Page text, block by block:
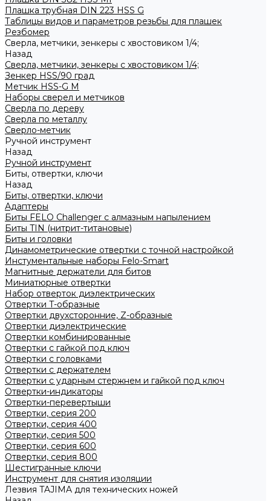
Плашка трубная DIN 223 HSS G
Таблицы видов и параметров резьбы для плашек
Резбомер
Сверла, метчики, зенкеры с хвостовиком 1/4;
Назад
Сверла, метчики, зенкеры с хвостовиком 1/4;
Зенкер HSS/90 град
Метчик HSS-G М
Наборы сверел и метчиков
Сверла по дереву
Сверла по металлу
Сверло-метчик
Ручной инструмент
Назад
Ручной инструмент
Биты, отвертки, ключи
Назад
Биты, отвертки, ключи
Адаптеры
Биты FELO Challenger с алмазным напылением
Биты TIN (нитрит-титановые)
Биты и головки
Динамометрические отвертки с точной настройкой
Инстументальные наборы Felo-Smart
Магнитные держатели для битов
Миниатюрные отвертки
Набор отверток диэлектрических
Отвертки T-образные
Отвертки двухсторонние, Z-образные
Отвертки диэлектрические
Отвертки комбинированные
Отвертки с гайкой под ключ
Отвертки с головками
Отвертки с держателем
Отвертки с ударным стержнем и гайкой под ключ
Отвертки-индикаторы
Отвертки-перевертыши
Отвертки, серия 200
Отвертки, серия 400
Отвертки, серия 500
Отвертки, серия 600
Отвертки, серия 800
Шестигранные ключи
Инструмент для снятия изоляции
Лезвия TAJIMA для технических ножей